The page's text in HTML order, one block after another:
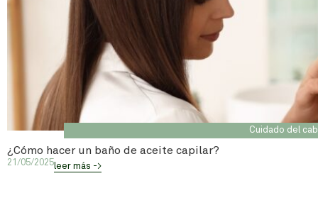
Cuidado del
¿Cómo hacer un baño de aceite capilar?
21/05/2025leer más ->